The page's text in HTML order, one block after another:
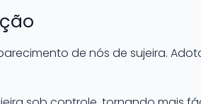
de nós de sujeira.